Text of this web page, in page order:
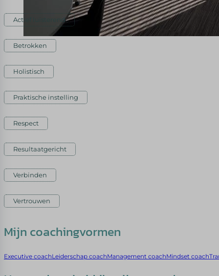
Actief luisterend
Betrokken
Holistisch
Praktische instelling
Respect
Resultaatgericht
Verbinden
Vertrouwen
Mijn coachingvormen
Executive coachLeiderschap coachManagement coachMindset coach